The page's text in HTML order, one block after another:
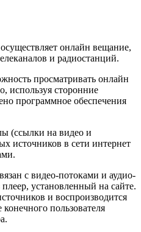
онлайн вещание,
и радиостанций.
просматривать онлайн
используя сторонние
программное обеспечения
(ссылки на видео и
источников в сети интернет
с видео-потоками и аудио-
установленный на сайте.
и воспроизводится
пользователя